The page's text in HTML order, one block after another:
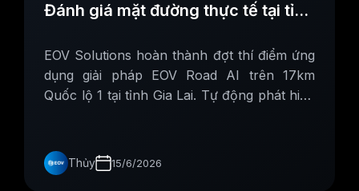
Đánh giá mặt đường thực tế tại tỉnh
EOV Solutions hoàn thành đợt thí điểm ứng
dụng giải pháp EOV Road AI trên 17km
Quốc lộ 1 tại tỉnh Gia Lai. Tự động phát hiện
smartphone.
Thủy 15/6/2026